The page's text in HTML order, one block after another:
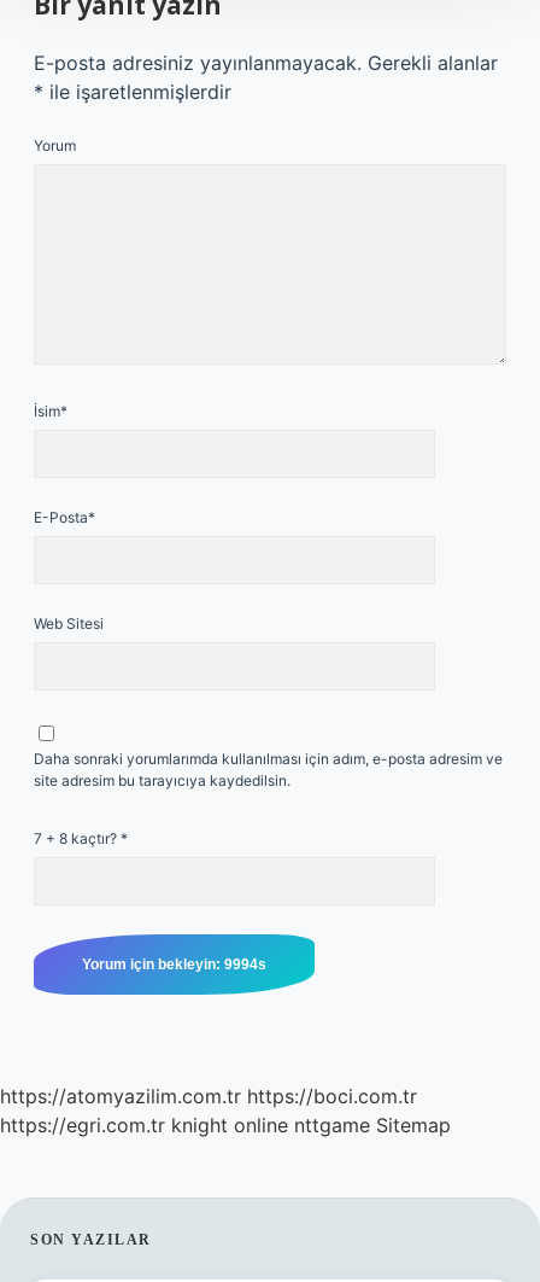
E-posta adresiniz yayınlanmayacak. Gerekli alanlar
* ile işaretlenmişlerdir
Yorum
İsim*
E-Posta*
Web Sitesi
Daha sonraki yorumlarımda kullanılması için adım, e-posta adresim ve
site adresim bu tarayıcıya kaydedilsin.
7 + 8 kaçtır? *
https://atomyazilim.com.tr https://boci.com.tr
https://egri.com.tr knight online nttgame Sitemap
SIDEBAR
SON YAZILAR